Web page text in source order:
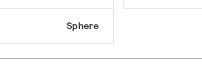
Sphere